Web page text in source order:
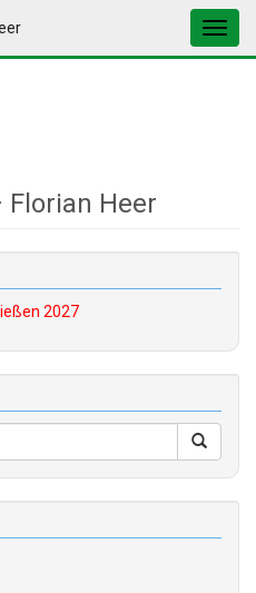
Florian Heer
2027